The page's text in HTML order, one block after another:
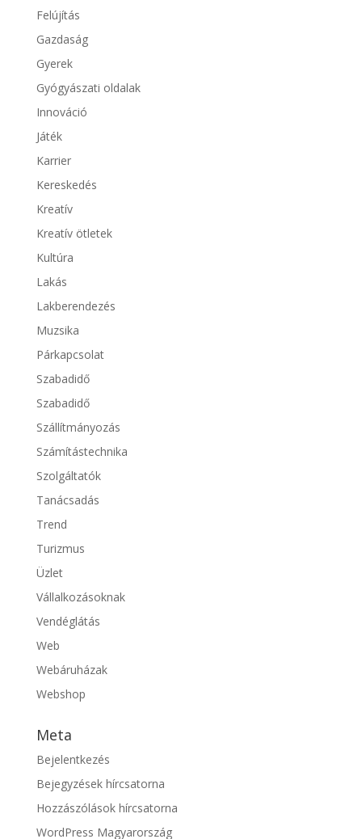
Felújítás
Gazdaság
Gyerek
Gyógyászati oldalak
Innováció
Játék
Karrier
Kereskedés
Kreatív
Kreatív ötletek
Kultúra
Lakás
Lakberendezés
Muzsika
Párkapcsolat
Szabadidő
Szabadidő
Szállítmányozás
Számítástechnika
Szolgáltatók
Tanácsadás
Trend
Turizmus
Üzlet
Vállalkozásoknak
Vendéglátás
Web
Webáruházak
Webshop
Meta
Bejelentkezés
Bejegyzések hírcsatorna
Hozzászólások hírcsatorna
WordPress Magyarország